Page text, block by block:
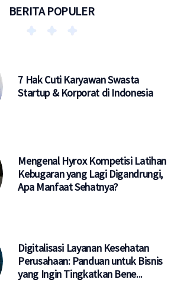
BERITA POPULER
7 Hak Cuti Karyawan Swasta
Startup & Korporat di Indonesia
Mengenal Hyrox Kompetisi Latihan
Kebugaran yang Lagi Digandrungi,
Apa Manfaat Sehatnya?
Digitalisasi Layanan Kesehatan
Perusahaan: Panduan untuk Bisnis
yang Ingin Tingkatkan Bene...